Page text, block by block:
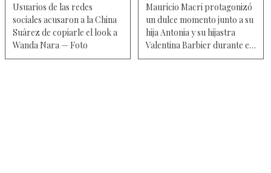
Usuarios de las redes
sociales acusaron a la China
Suárez de copiarle el look a
Wanda Nara — Foto
Mauricio Macri protagonizó
un dulce momento junto a su
hija Antonia y su hijastra
Valentina Barbier durante el
estreno del musical